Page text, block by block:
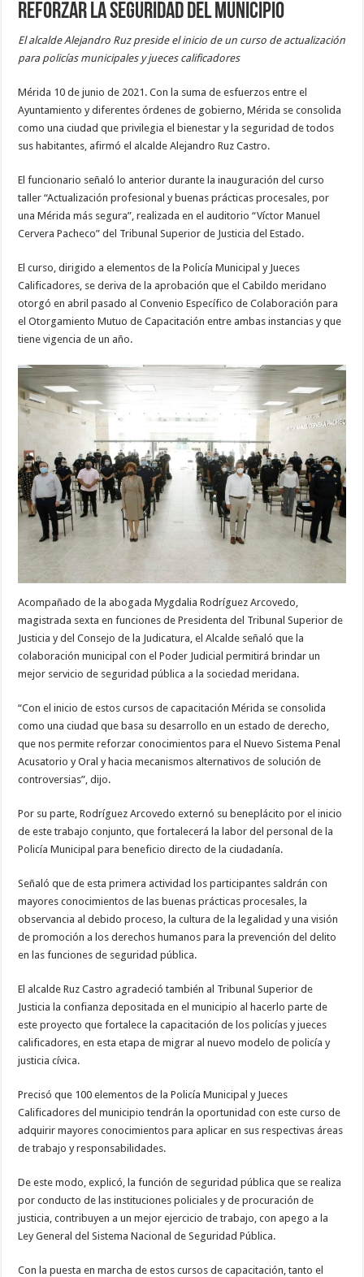
reforzar la seguridad del municipio
El alcalde Alejandro Ruz preside el inicio de un curso de actualización
para policías municipales y jueces calificadores
Mérida 10 de junio de 2021. Con la suma de esfuerzos entre el
Ayuntamiento y diferentes órdenes de gobierno, Mérida se consolida
como una ciudad que privilegia el bienestar y la seguridad de todos
sus habitantes, afirmó el alcalde Alejandro Ruz Castro.
El funcionario señaló lo anterior durante la inauguración del curso
taller “Actualización profesional y buenas prácticas procesales, por
una Mérida más segura”, realizada en el auditorio “Víctor Manuel
Cervera Pacheco” del Tribunal Superior de Justicia del Estado.
El curso, dirigido a elementos de la Policía Municipal y Jueces
Calificadores, se deriva de la aprobación que el Cabildo meridano
otorgó en abril pasado al Convenio Específico de Colaboración para
el Otorgamiento Mutuo de Capacitación entre ambas instancias y que
tiene vigencia de un año.
Acompañado de la abogada Mygdalia Rodríguez Arcovedo,
magistrada sexta en funciones de Presidenta del Tribunal Superior de
Justicia y del Consejo de la Judicatura, el Alcalde señaló que la
colaboración municipal con el Poder Judicial permitirá brindar un
mejor servicio de seguridad pública a la sociedad meridana.
“Con el inicio de estos cursos de capacitación Mérida se consolida
como una ciudad que basa su desarrollo en un estado de derecho,
que nos permite reforzar conocimientos para el Nuevo Sistema Penal
Acusatorio y Oral y hacia mecanismos alternativos de solución de
controversias”, dijo.
Por su parte, Rodríguez Arcovedo externó su beneplácito por el inicio
de este trabajo conjunto, que fortalecerá la labor del personal de la
Policía Municipal para beneficio directo de la ciudadanía.
Señaló que de esta primera actividad los participantes saldrán con
mayores conocimientos de las buenas prácticas procesales, la
observancia al debido proceso, la cultura de la legalidad y una visión
de promoción a los derechos humanos para la prevención del delito
en las funciones de seguridad pública.
El alcalde Ruz Castro agradeció también al Tribunal Superior de
Justicia la confianza depositada en el municipio al hacerlo parte de
este proyecto que fortalece la capacitación de los policías y jueces
calificadores, en esta etapa de migrar al nuevo modelo de policía y
justicia cívica.
Precisó que 100 elementos de la Policía Municipal y Jueces
Calificadores del municipio tendrán la oportunidad con este curso de
adquirir mayores conocimientos para aplicar en sus respectivas áreas
de trabajo y responsabilidades.
De este modo, explicó, la función de seguridad pública que se realiza
por conducto de las instituciones policiales y de procuración de
justicia, contribuyen a un mejor ejercicio de trabajo, con apego a la
Ley General del Sistema Nacional de Seguridad Pública.
Con la puesta en marcha de estos cursos de capacitación, tanto el